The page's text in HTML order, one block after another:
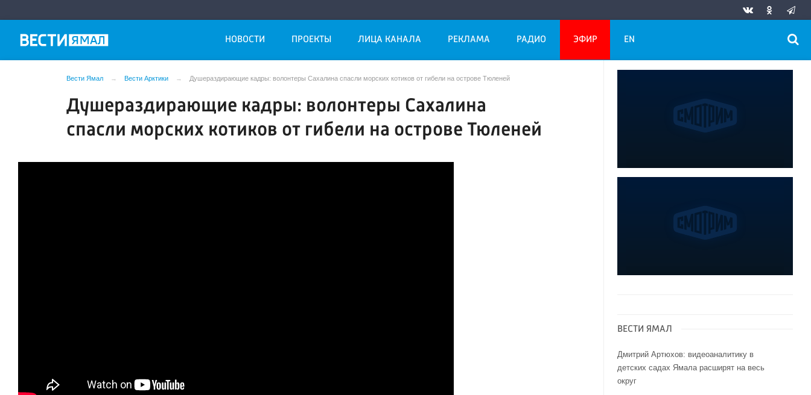
НОВОСТИ ПРОЕКТЫ ЛИЦА КАНАЛА РЕКЛАМА РАДИО ЭФИР EN
Вести Ямал Вести Арктики Душераздирающие кадры: волонтеры Сахалина спасли морских котиков от гибели на острове Тюленей
Душераздирающие кадры: волонтеры Сахалина
спасли морских котиков от гибели на острове Тюленей
ВЕСТИ ЯМАЛ
Дмитрий Артюхов: видеоаналитику в
детских садах Ямала расширят на весь
округ